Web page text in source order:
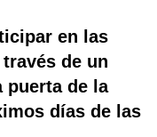
en las
de un
puerta de la
días de las